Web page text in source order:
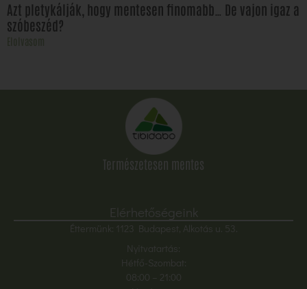
Azt pletykálják, hogy mentesen finomabb… De vajon igaz a
szóbeszéd?
Természetesen mentes
Elérhetőségeink
Éttermünk: 1123 Budapest, Alkotás u. 53.
Nyitvatartás:
Hétfő-Szombat:
08:00
– 21:00